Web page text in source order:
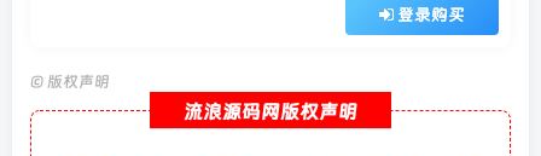
登录购买
© 版权声明
流浪源码网版权声明